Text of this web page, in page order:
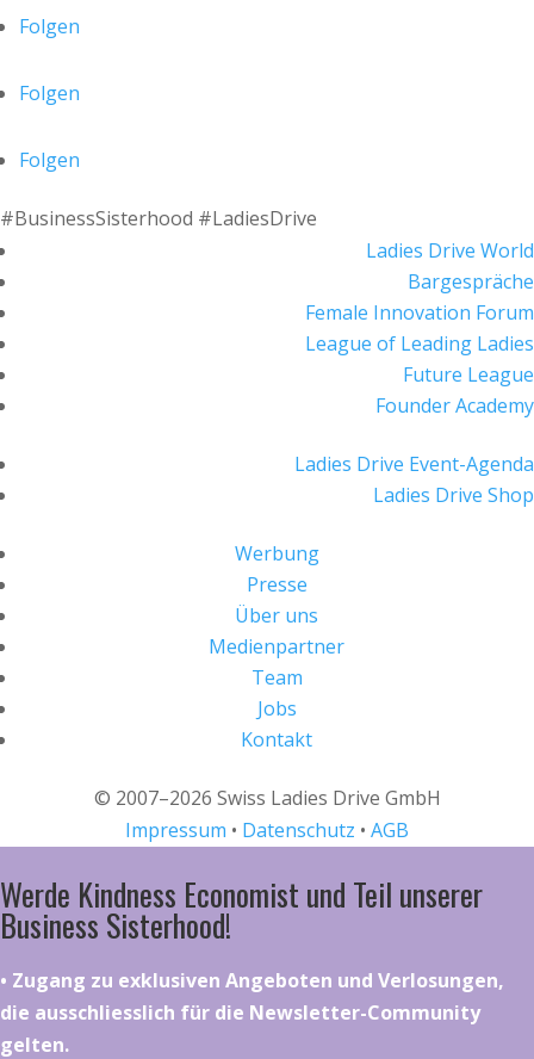
Folgen
Folgen
Folgen
#BusinessSisterhood #LadiesDrive
Ladies Drive World
Bargespräche
Female Innovation Forum
League of Leading Ladies
Future League
Founder Academy
Ladies Drive Event-Agenda
Ladies Drive Shop
Werbung
Presse
Über uns
Medienpartner
Team
Jobs
Kontakt
© 2007–2026 Swiss Ladies Drive GmbH
Impressum • Datenschutz • AGB
Werde Kindness Economist und Teil unserer
Business Sisterhood!
•⁠ ⁠⁠Zugang zu exklusiven Angeboten und Verlosungen,
die ausschliesslich für die Newsletter-Community
gelten.